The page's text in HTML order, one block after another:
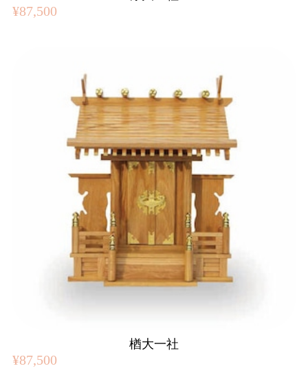
¥87,500
楢大一社
¥87,500